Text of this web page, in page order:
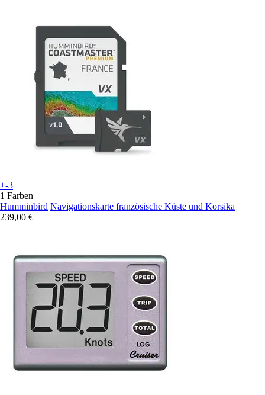
+-3
1 Farben
Humminbird Navigationskarte französische Küste und Korsika
239,00 €